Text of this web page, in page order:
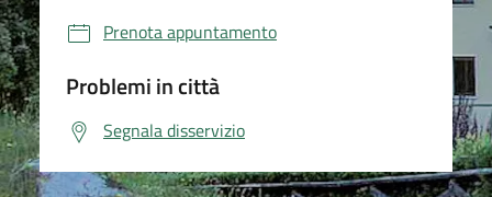
Prenota appuntamento
Problemi in città
Segnala disservizio